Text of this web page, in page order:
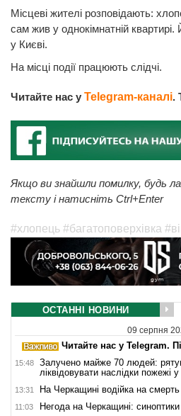
Місцеві жителі розповідають:
сам жив у однокімнатній квартирі.
у Києві.
На місці події працюють слідчі.
Читайте нас у Telegram-каналі.
Якщо ви знайшли помилку, будь
тексту і натисніть Ctrl+Enter
#хлопець #багатоповерхівка
ОСТАННІ НОВИНИ
09 серпня
Читайте нас у Telegram.
15:48
Залучено майже 70 людей:
ліквідовувати наслідки пожежі
13:31 На Черкащині водійка на
11:03 Негода на Черкащині: